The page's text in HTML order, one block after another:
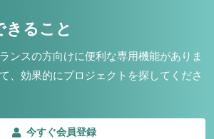
ること
ンスの方向けに便利な専用機能がありま
、効果的にプロジェクトを探してくださ
今すぐ会員登録